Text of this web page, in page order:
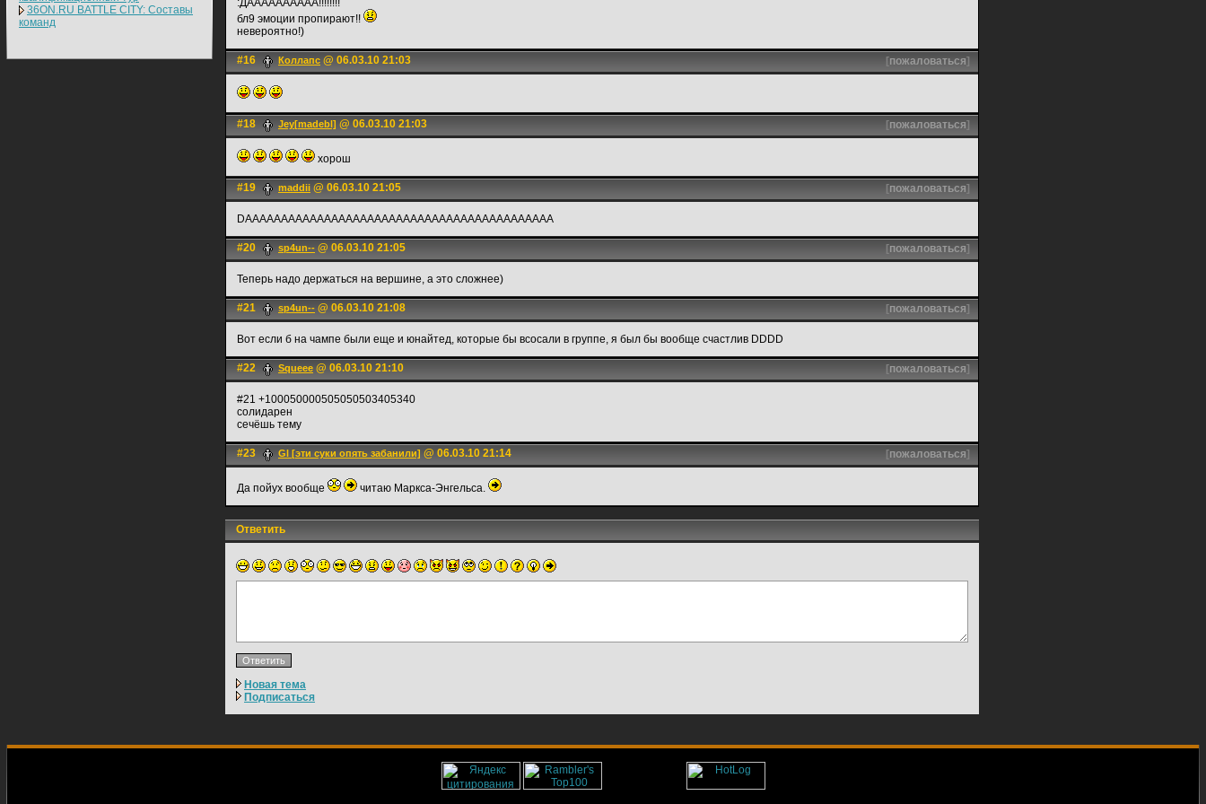
36ON.RU BATTLE CITY: Составы
команд
:ДАААААААААА!!!!!!!!
бл9 эмоции пропирают!!
невероятно!)
#16 Коллапс @ 06.03.10 21:03 [пожаловаться]
#18 Jey[madebl] @ 06.03.10 21:03 [пожаловаться]
хорош
#19 maddii @ 06.03.10 21:05 [пожаловаться]
DAAAAAAAAAAAAAAAAAAAAAAAAAAAAAAAAAAAAAAAAAAA
#20 sp4un-- @ 06.03.10 21:05 [пожаловаться]
Теперь надо держаться на вершине, а это сложнее)
#21 sp4un-- @ 06.03.10 21:08 [пожаловаться]
Вот если б на чампе были еще и юнайтед, которые бы всосали в группе, я был бы вообще счастлив DDDD
#22 Squeee @ 06.03.10 21:10 [пожаловаться]
#21 +100050000505050503405340
солидарен
сечёшь тему
#23 Gl [эти суки опять забанили] @ 06.03.10 21:14 [пожаловаться]
Да пойух вообще читаю Маркса-Энгельса.
Ответить
Новая тема
Подписаться